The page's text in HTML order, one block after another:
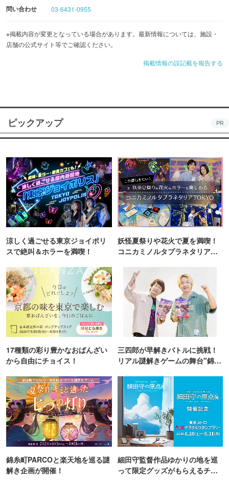
問い合わせ 03-6431-0955
※掲載内容が変更となっている場合があります。最新情報については、施設・
店舗の公式サイト等でご確認ください。
掲載情報の誤記載を報告する
ピックアップ PR
涼しく過ごせる東京ジョイポリ
スで絶叫＆ホラーを満喫！
妖怪夏祭りや花火で夏を満喫！
コニカミノルタプラネタリア
17種類の彩り豊かなおばんざい
から自由にチョイス！
三四郎が早解きバトルに挑戦！
リアル謎解きゲームの舞台"錦糸
錦糸町PARCOと楽天地を巡る謎
解き企画が開催！
細田守監督作品ゆかりの地を巡
って限定グッズがもらえるチャ